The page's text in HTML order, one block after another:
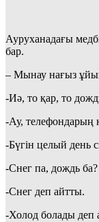
Ауруханадағы
бар.
– Мынау нағыз
-Иә, то қар, то
-Ау, телефондарың
-Бүгін целый день
-Снег па, дождь ба?
-Снег деп айтты.
-Холод болады деп